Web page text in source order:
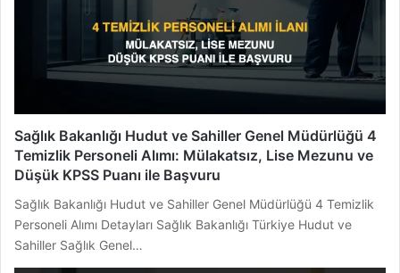
Sağlık Bakanlığı Hudut ve Sahiller Genel Müdürlüğü 4
Temizlik Personeli Alımı: Mülakatsız, Lise Mezunu ve
Düşük KPSS Puanı ile Başvuru
Sağlık Bakanlığı Hudut ve Sahiller Genel Müdürlüğü 4 Temizlik
Personeli Alımı Detayları Sağlık Bakanlığı Türkiye Hudut ve
Sahiller Sağlık Genel…